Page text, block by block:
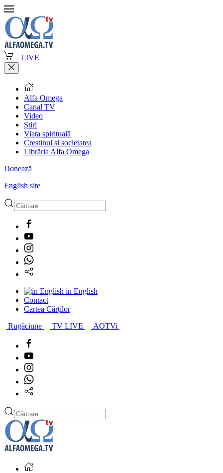
LIVE
Alfa Omega
Canal TV
Video
Știri
Viața spirituală
Creștinul și societatea
Librăria Alfa Omega
Donează
English site
in English
Contact
Cartea Cărților
Rugăciune
TV LIVE AOTVi